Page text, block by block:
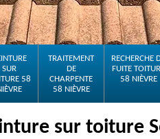
SUR
58
TRAITEMENT
DE
CHARPENTE
58 NIÈVRE
RECHERCHE
FUITE
58 NIÈVRE
sur toiture